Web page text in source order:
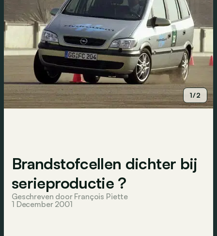
1/2
Brandstofcellen dichter bij
serieproductie ?
Geschreven door François Piette
1 December 2001